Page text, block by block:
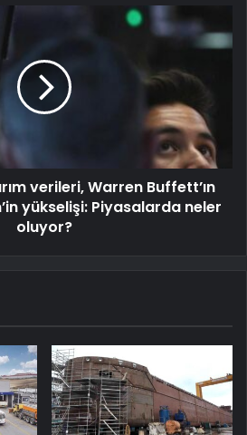
verileri, Warren Buffett’ın
yükselişi: Piyasalarda neler
oluyor?